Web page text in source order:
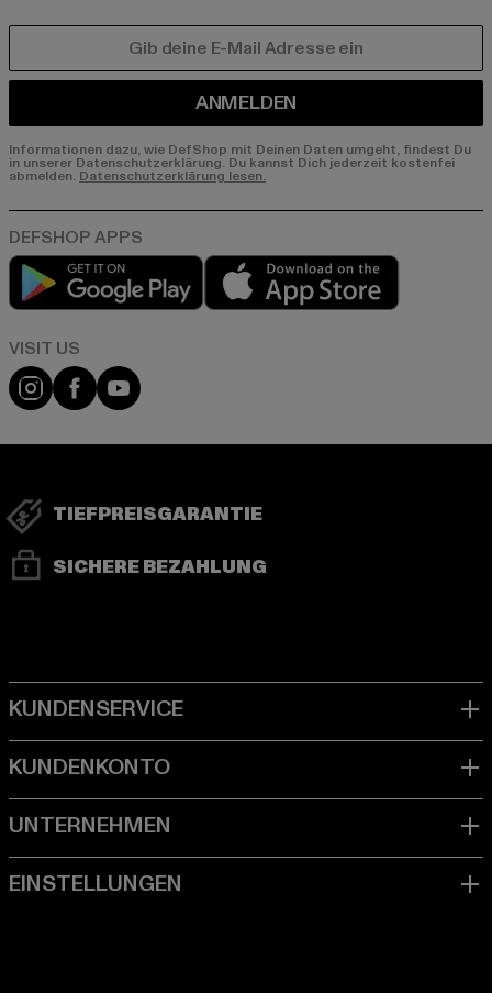
ANMELDEN
Informationen dazu, wie DefShop mit Deinen Daten umgeht, findest Du
in unserer Datenschutzerklärung. Du kannst Dich jederzeit kostenfei
abmelden. Datenschutzerklärung lesen.
Play market
Visit our Instagram page:
Visit our Facebook page:
Visit our YouTube channel:
TIEFPREISGARANTIE
SICHERE BEZAHLUNG